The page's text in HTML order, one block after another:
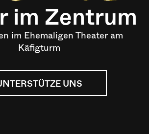
im Zentrum
im Ehemaligen Theater am
Käfigturm
UNS